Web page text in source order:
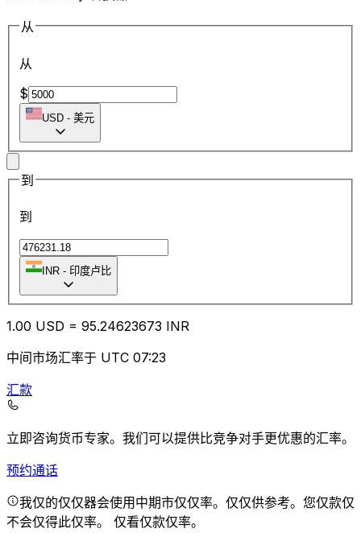
从
从
$
USD - 美元
到
到
INR - 印度卢比
1.00 USD = 95.24623673 INR
中间市场汇率于 UTC 07:23
汇款
立即咨询货币专家。 我们可以提供比竞争对手更优惠的汇率。
预约通话
我仅的仅仅器会使用中期市仅仅率。仅仅供参考。您仅款仅
不会仅得此仅率。 仅看仅款仅率。